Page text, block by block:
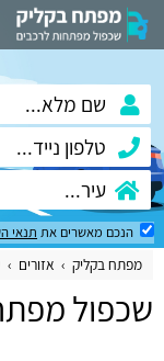
הנכם מאשרים את תנאי
מפתח בקליק אזורים
שכפול